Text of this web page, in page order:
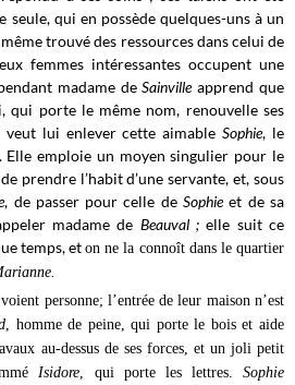
seule, qui en possède quelques-uns à un
trouvé des ressources dans celui de
femmes intéressantes occupent une
madame deSainvilleapprend que
qui porte le même nom, renouvelle ses
veut lui enlever cette aimableSophie, le
emploie un moyen singulier pour le
prendre l’habit d’une servante, et, sous
, de passer pour celle deSophieet de sa
madame de Beauval ;elle suit ce
temps, eton ne la connoît dans le quartier
personne; l’entrée de leur maison n’est
, homme de peine, qui porte le bois et aide
au-dessus de ses forces, et un joli petit
Isidore , qui porte les lettres. Sophie